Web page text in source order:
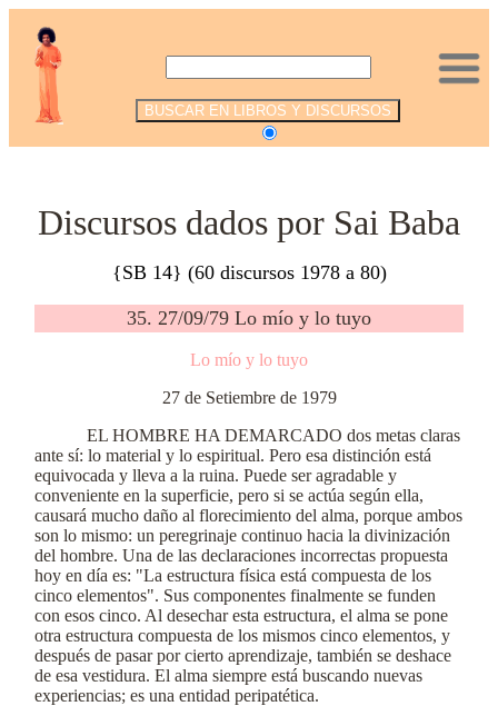
Discursos dados por Sai Baba
{SB 14} (60 discursos 1978 a 80)
35. 27/09/79 Lo mío y lo tuyo
Lo mío y lo tuyo
27 de Setiembre de 1979
EL HOMBRE HA DEMARCADO dos metas claras
ante sí: lo material y lo espiritual. Pero esa distinción está
equivocada y lleva a la ruina. Puede ser agradable y
conveniente en la superficie, pero si se actúa según ella,
causará mucho daño al florecimiento del alma, porque ambos
son lo mismo: un peregrinaje continuo hacia la divinización
del hombre. Una de las declaraciones incorrectas propuesta
hoy en día es: "La estructura física está compuesta de los
cinco elementos". Sus componentes finalmente se funden
con esos cinco. Al desechar esta estructura, el alma se pone
otra estructura compuesta de los mismos cinco elementos, y
después de pasar por cierto aprendizaje, también se deshace
de esa vestidura. El alma siempre está buscando nuevas
experiencias; es una entidad peripatética.